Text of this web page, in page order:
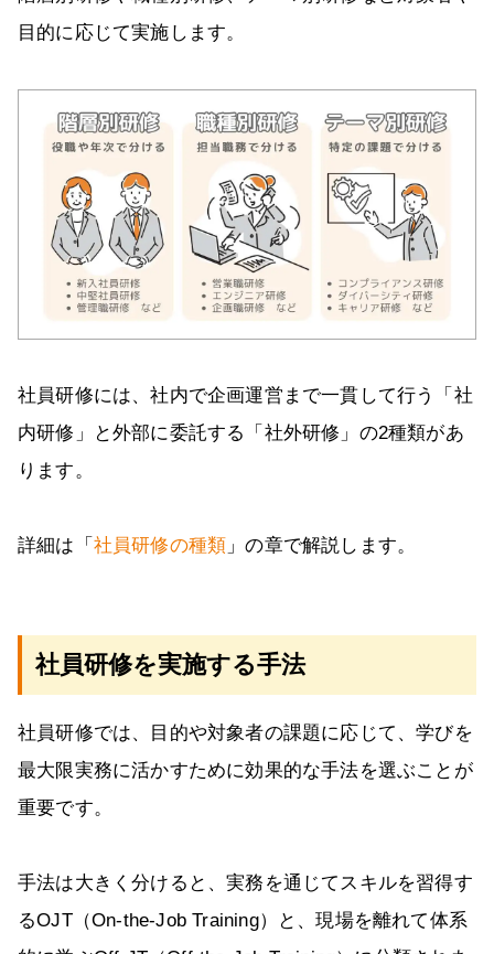
目的に応じて実施します。
社員研修には、社内で企画運営まで一貫して行う「社
内研修」と外部に委託する「社外研修」の2種類があ
ります。
詳細は「 社員研修の種類 」の章で解説します。
社員研修を実施する手法
社員研修では、目的や対象者の課題に応じて、学びを
最大限実務に活かすために効果的な手法を選ぶことが
重要です。
手法は大きく分けると、実務を通じてスキルを習得す
るOJT（On-the-Job Training）と、現場を離れて体系